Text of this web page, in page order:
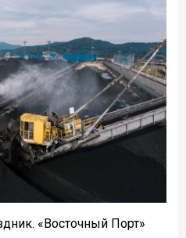
«Восточный Порт»